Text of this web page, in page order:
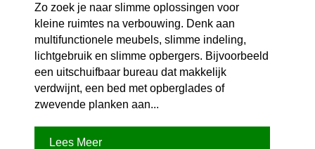
Zo zoek je naar slimme oplossingen voor
kleine ruimtes na verbouwing.​ Denk aan
multifunctionele meubels, slimme indeling,
lichtgebruik en slimme opbergers.​ Bijvoorbeeld
een uitschuifbaar bureau dat makkelijk
verdwijnt, een bed met opberglades of
zwevende planken aan...
Lees Meer